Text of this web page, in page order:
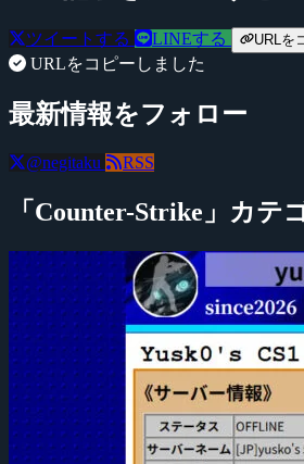
ツイートする LINEする URLを
URLをコピーしました
最新情報をフォロー
@negitaku RSS
「Counter-Strike」カテ